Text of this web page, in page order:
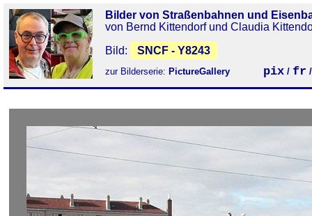
Bilder von Straßenbahnen und
von Bernd Kittendorf und Claudia
Bild:
SNCF - Y8243
zur Bilderserie: PictureGallery pix / fr